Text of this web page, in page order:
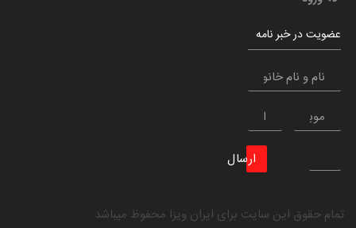
عضویت در خبر نامه
ارسال
تمام حقوق این سایت برای ایران ویزا محفوظ میباشد